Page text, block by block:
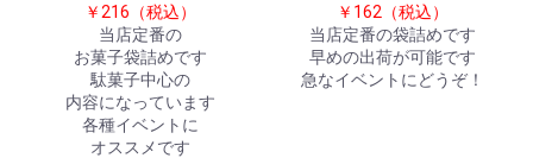
￥216（税込）
当店定番の
お菓子袋詰めです
駄菓子中心の
内容になっています
各種イベントに
オススメです
￥162（税込）
当店定番の袋詰めです
早めの出荷が可能です
急なイベントにどうぞ！